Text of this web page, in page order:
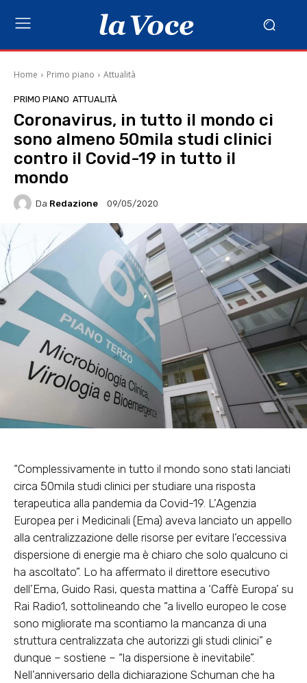
Home Primo piano Attualità
PRIMO PIANO ATTUALITÀ
Coronavirus, in tutto il mondo ci
sono almeno 50mila studi clinici
contro il Covid-19 in tutto il
mondo
Da Redazione 09/05/2020
“Complessivamente in tutto il mondo sono stati lanciati
circa 50mila studi clinici per studiare una risposta
terapeutica alla pandemia da Covid-19. L’Agenzia
Europea per i Medicinali (Ema) aveva lanciato un appello
alla centralizzazione delle risorse per evitare l’eccessiva
dispersione di energie ma è chiaro che solo qualcuno ci
ha ascoltato”. Lo ha affermato il direttore esecutivo
dell’Ema, Guido Rasi, questa mattina a ‘Caffè Europa’ su
Rai Radio1, sottolineando che “a livello europeo le cose
sono migliorate ma scontiamo la mancanza di una
struttura centralizzata che autorizzi gli studi clinici” e
dunque – sostiene – “la dispersione è inevitabile”.
Nell’anniversario della dichiarazione Schuman che ha